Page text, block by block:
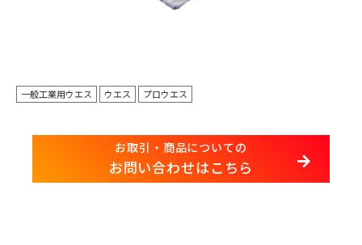
一般工業用ウエス ウエス プロウエス
お取引・商品についての
お問い合わせはこちら